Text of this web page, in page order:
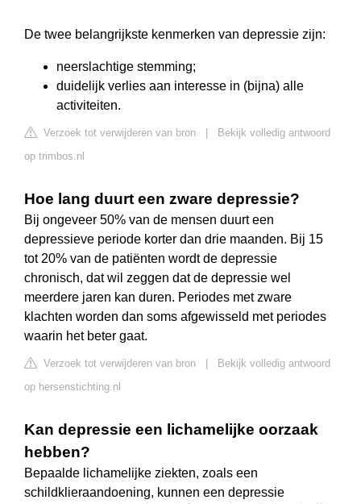
De twee belangrijkste kenmerken van depressie zijn:
neerslachtige stemming;
duidelijk verlies aan interesse in (bijna) alle
activiteiten.
Verzoek tot verwijderen van bron
Bekijk volledig antwoord
op trimbos.nl
Hoe lang duurt een zware depressie?
Bij ongeveer 50% van de mensen duurt een
depressieve periode korter dan drie maanden. Bij 15
tot 20% van de patiënten wordt de depressie
chronisch, dat wil zeggen dat de depressie wel
meerdere jaren kan duren. Periodes met zware
klachten worden dan soms afgewisseld met periodes
waarin het beter gaat.
Verzoek tot verwijderen van bron
Bekijk volledig antwoord
op hersenstichting.nl
Kan depressie een lichamelijke oorzaak
hebben?
Bepaalde lichamelijke ziekten, zoals een
schildklieraandoening, kunnen een depressie